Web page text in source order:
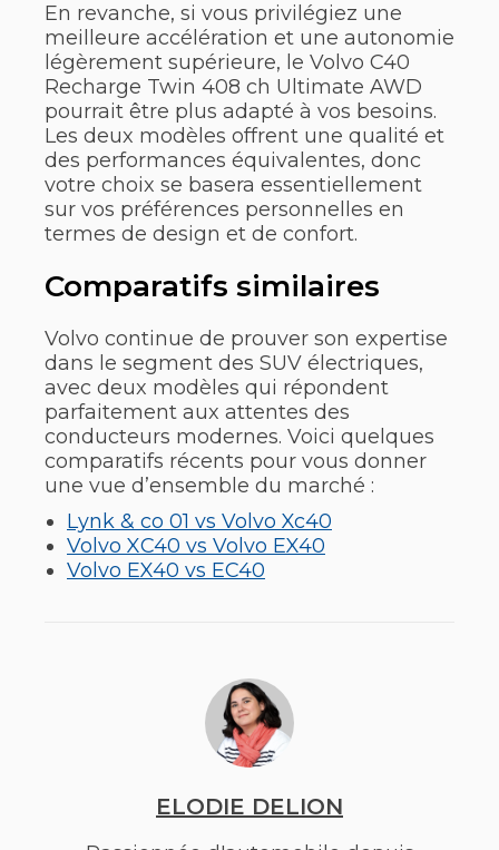
En revanche, si vous privilégiez une
meilleure accélération et une autonomie
légèrement supérieure, le Volvo C40
Recharge Twin 408 ch Ultimate AWD
pourrait être plus adapté à vos besoins.
Les deux modèles offrent une qualité et
des performances équivalentes, donc
votre choix se basera essentiellement
sur vos préférences personnelles en
termes de design et de confort.
Comparatifs similaires
Volvo continue de prouver son expertise
dans le segment des SUV électriques,
avec deux modèles qui répondent
parfaitement aux attentes des
conducteurs modernes. Voici quelques
comparatifs récents pour vous donner
une vue d’ensemble du marché :
Lynk & co 01 vs Volvo Xc40
Volvo XC40 vs Volvo EX40
Volvo EX40 vs EC40
ELODIE DELION